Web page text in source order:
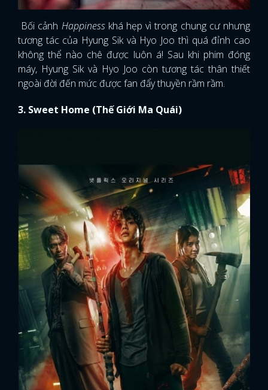
Bối cảnh Happinesskhá hẹp vì trong chung cư nhưng
tương tác của Hyung Sik và Hyo Joo thì quá đỉnh cao
không thể nào chê được luôn á! Sau khi phim đóng
máy, Hyung Sik và Hyo Joo còn tương tác thân thiết
ngoài đời đến mức được fan đẩy thuyền rầm rầm.
3. Sweet Home (Thế Giới Ma Quái)